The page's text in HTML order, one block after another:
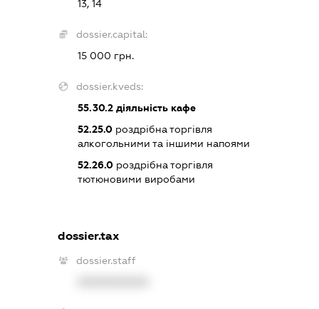
13, 14
dossier.capital:
15 000 грн.
dossier.kveds:
55.30.2діяльність кафе
52.25.0роздрібна торгівля
алкогольними та іншими напоями
52.26.0роздрібна торгівля
тютюновими виробами
dossier.tax
dossier.staff